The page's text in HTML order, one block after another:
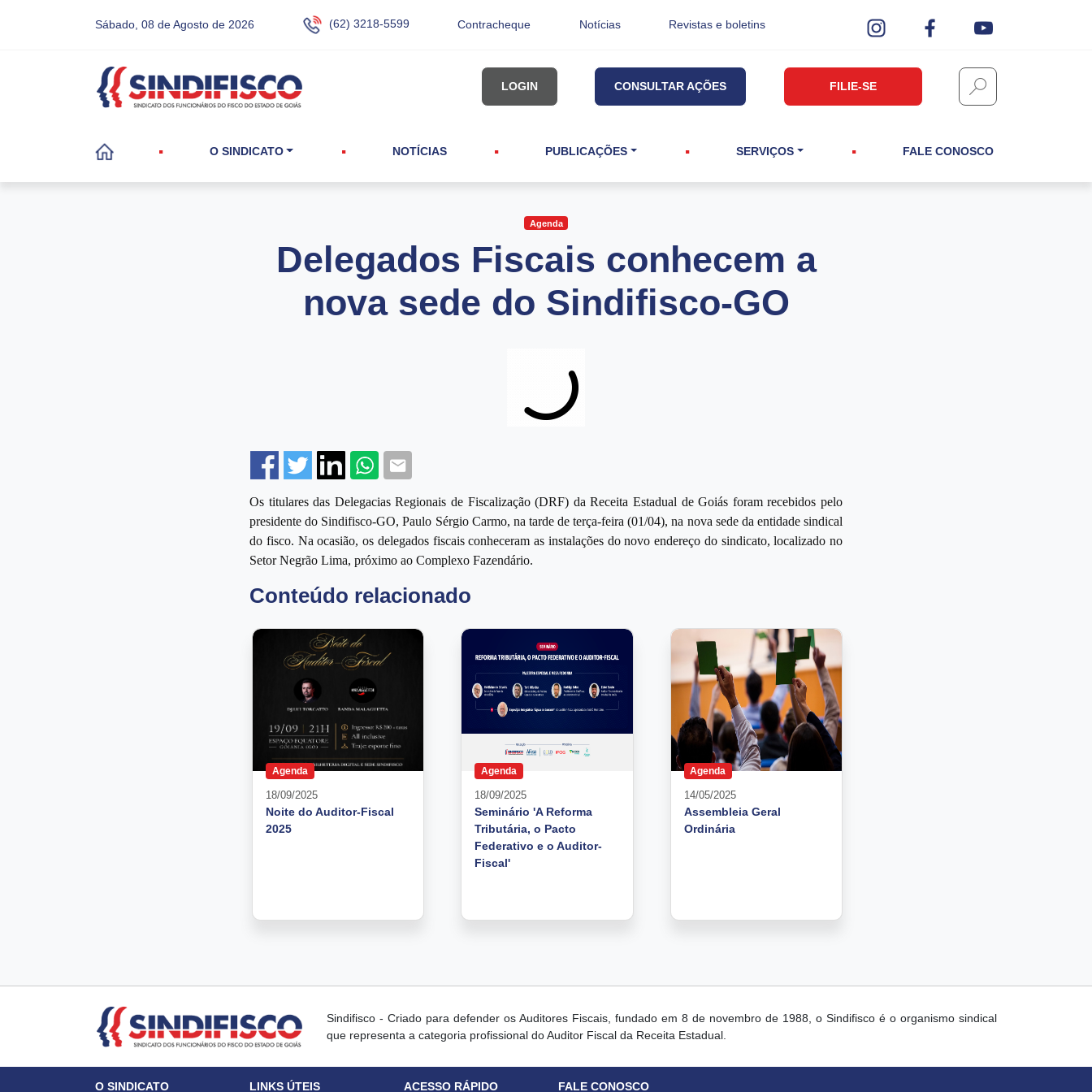
Sábado, 08 de Agosto de 2026 (62) 3218-5599 Contracheque Notícias Revistas e boletins
LOGIN CONSULTAR AÇÕES FILIE-SE
O SINDICATO NOTÍCIAS PUBLICAÇÕES SERVIÇOS FALE CONOSCO
Agenda
Delegados Fiscais conhecem a
nova sede do Sindifisco-GO
FacebookTwitter Linkedin Whatsapp
Os titulares das Delegacias Regionais de Fiscalização (DRF) da Receita Estadual de Goiás foram recebidos pelo
presidente do Sindifisco-GO, Paulo Sérgio Carmo, na tarde de terça-feira (01/04), na nova sede da entidade sindical
do fisco. Na ocasião, os delegados fiscais conheceram as instalações do novo endereço do sindicato, localizado no
Setor Negrão Lima, próximo ao Complexo Fazendário.
Conteúdo relacionado
Agenda
18/09/2025
Noite do Auditor-Fiscal
2025
Agenda
18/09/2025
Seminário 'A Reforma
Tributária, o Pacto
Federativo e o Auditor-
Fiscal'
Agenda
14/05/2025
Assembleia Geral
Ordinária
Sindifisco - Criado para defender os Auditores Fiscais, fundado em 8 de novembro de 1988, o Sindifisco é o organismo sindical
que representa a categoria profissional do Auditor Fiscal da Receita Estadual.
O SINDICATO LINKS ÚTEIS ACESSO RÁPIDO FALE CONOSCO